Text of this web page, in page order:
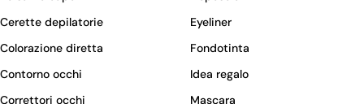
Cerette depilatorie
Colorazione diretta
Contorno occhi
Correttori occhi
Eyeliner
Fondotinta
Idea regalo
Mascara